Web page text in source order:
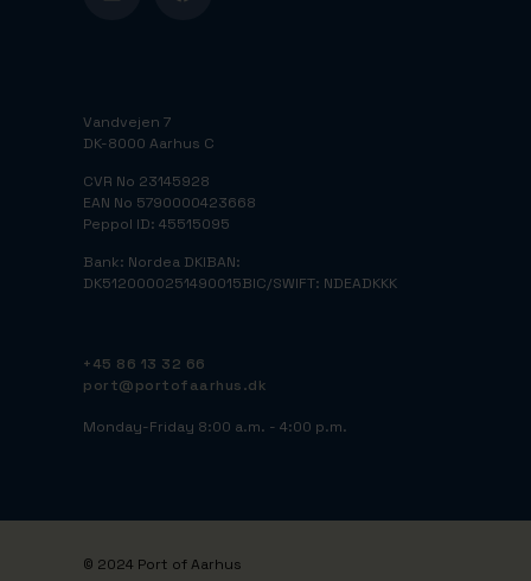
Vandvejen 7
DK-8000 Aarhus C
CVR No 23145928
EAN No 5790000423668
Peppol ID: 45515095
Bank: Nordea DKIBAN:
DK5120000251490015BIC/SWIFT: NDEADKKK
+45 86 13 32 66
port@portofaarhus.dk
Monday-Friday 8:00 a.m. - 4:00 p.m.
© 2024 Port of Aarhus